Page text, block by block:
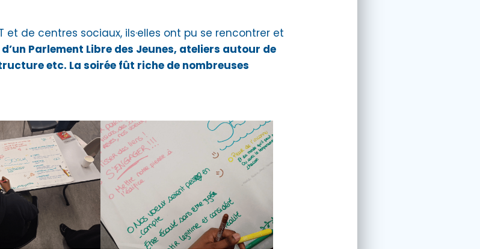
et de centres sociaux, ils·elles ont pu se rencontrer et
Parlement Libre des Jeunes, ateliers autour de
etc. La soirée fût riche de nombreuses